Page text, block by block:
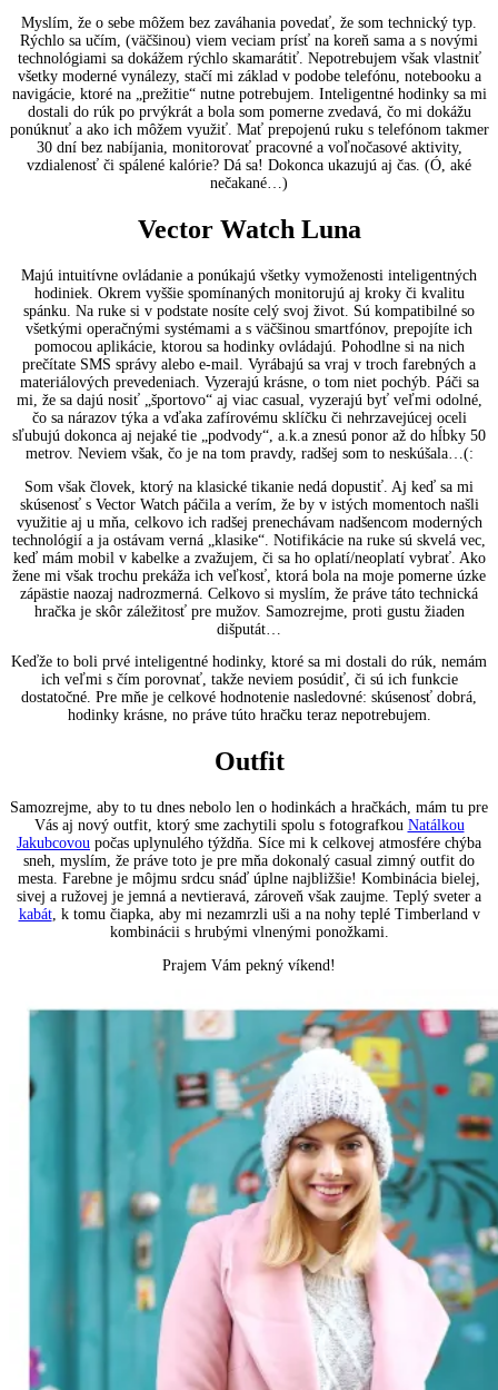
Myslím, že o sebe môžem bez zaváhania povedať, že som technický typ.
Rýchlo sa učím, (väčšinou) viem veciam prísť na koreň sama a s novými
technológiami sa dokážem rýchlo skamarátiť. Nepotrebujem však vlastniť
všetky moderné vynálezy, stačí mi základ v podobe telefónu, notebooku a
navigácie, ktoré na „prežitie“ nutne potrebujem. Inteligentné hodinky sa mi
dostali do rúk po prvýkrát a bola som pomerne zvedavá, čo mi dokážu
ponúknuť a ako ich môžem využiť. Mať prepojenú ruku s telefónom takmer
30 dní bez nabíjania, monitorovať pracovné a voľnočasové aktivity,
vzdialenosť či spálené kalórie? Dá sa! Dokonca ukazujú aj čas. (Ó, aké
nečakané…)
Vector Watch Luna
Majú intuitívne ovládanie a ponúkajú všetky vymoženosti inteligentných
hodiniek. Okrem vyššie spomínaných monitorujú aj kroky či kvalitu
spánku. Na ruke si v podstate nosíte celý svoj život. Sú kompatibilné so
všetkými operačnými systémami a s väčšinou smartfónov, prepojíte ich
pomocou aplikácie, ktorou sa hodinky ovládajú. Pohodlne si na nich
prečítate SMS správy alebo e-mail. Vyrábajú sa vraj v troch farebných a
materiálových prevedeniach. Vyzerajú krásne, o tom niet pochýb. Páči sa
mi, že sa dajú nosiť „športovo“ aj viac casual, vyzerajú byť veľmi odolné,
čo sa nárazov týka a vďaka zafírovému sklíčku či nehrzavejúcej oceli
sľubujú dokonca aj nejaké tie „podvody“, a.k.a znesú ponor až do hĺbky 50
metrov. Neviem však, čo je na tom pravdy, radšej som to neskúšala…(:
Som však človek, ktorý na klasické tikanie nedá dopustiť. Aj keď sa mi
skúsenosť s Vector Watch páčila a verím, že by v istých momentoch našli
využitie aj u mňa, celkovo ich radšej prenechávam nadšencom moderných
technológií a ja ostávam verná „klasike“. Notifikácie na ruke sú skvelá vec,
keď mám mobil v kabelke a zvažujem, či sa ho oplatí/neoplatí vybrať. Ako
žene mi však trochu prekáža ich veľkosť, ktorá bola na moje pomerne úzke
zápästie naozaj nadrozmerná. Celkovo si myslím, že práve táto technická
hračka je skôr záležitosť pre mužov. Samozrejme, proti gustu žiaden
dišputát…
Keďže to boli prvé inteligentné hodinky, ktoré sa mi dostali do rúk, nemám
ich veľmi s čím porovnať, takže neviem posúdiť, či sú ich funkcie
dostatočné. Pre mňe je celkové hodnotenie nasledovné: skúsenosť dobrá,
hodinky krásne, no práve túto hračku teraz nepotrebujem.
Outfit
Samozrejme, aby to tu dnes nebolo len o hodinkách a hračkách, mám tu pre
Vás aj nový outfit, ktorý sme zachytili spolu s fotografkou Natálkou
Jakubcovou počas uplynulého týždňa. Síce mi k celkovej atmosfére chýba
sneh, myslím, že práve toto je pre mňa dokonalý casual zimný outfit do
mesta. Farebne je môjmu srdcu snáď úplne najbližšie! Kombinácia bielej,
sivej a ružovej je jemná a nevtieravá, zároveň však zaujme. Teplý sveter a
kabát, k tomu čiapka, aby mi nezamrzli uši a na nohy teplé Timberland v
kombinácii s hrubými vlnenými ponožkami.
Prajem Vám pekný víkend!